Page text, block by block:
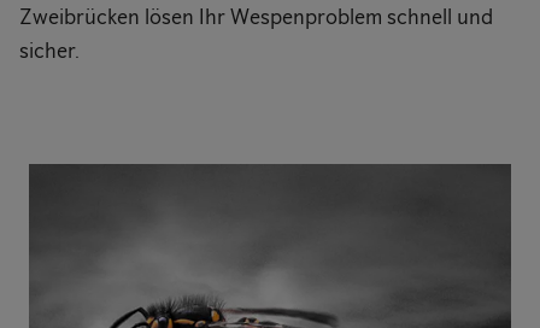
Zweibrücken lösen Ihr Wespenproblem schnell und
sicher.